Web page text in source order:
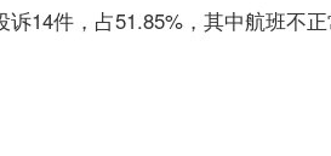
件，占51.85%，其中航班不正